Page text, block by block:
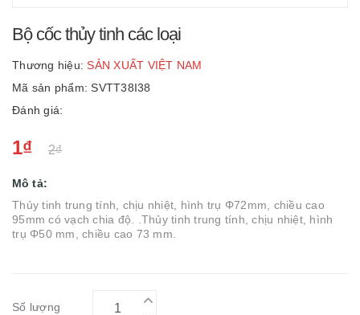
Bộ cốc thủy tinh các loại
Thương hiệu: SẢN XUẤT VIỆT NAM
Mã sản phẩm: SVTT38I38
Đánh giá:
1₫ 2₫
Mô tả:
Thủy tinh trung tính, chịu nhiệt, hình trụ Φ72mm, chiều cao
95mm có vạch chia độ. .Thủy tinh trung tính, chịu nhiệt, hình
trụ Φ50 mm, chiều cao 73 mm.
Số lượng